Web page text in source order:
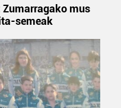
Zumarragako mus
semeak